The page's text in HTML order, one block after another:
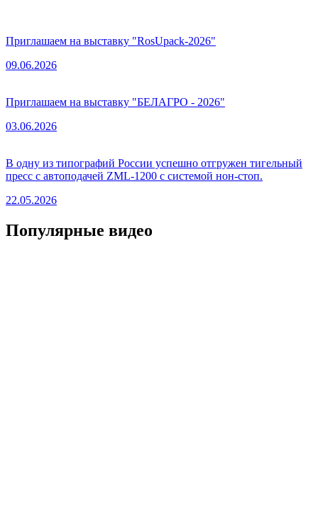
Приглашаем на выставку "RosUpack-2026"
09.06.2026
Приглашаем на выставку "БЕЛАГРО - 2026"
03.06.2026
В одну из типографий России успешно отгружен тигельный
пресс с автоподачей ZML-1200 с системой нон-стоп.
22.05.2026
Популярные видео